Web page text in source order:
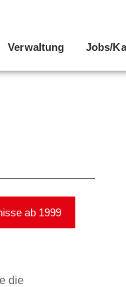
Verwaltung Jobs/
ab 1999
die